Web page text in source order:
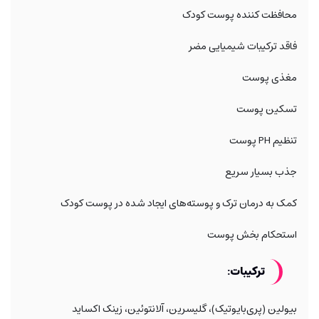
محافظت کننده پوست کودک
فاقد ترکیبات شیمیایی مضر
مغذی پوست
تسکین پوست
تنظیم PH پوست
جذب بسیار سریع
کمک به درمان ترک و پوسته‌های ایجاد شده در پوست کودک
استحکام بخش پوست
ترکیبات:
بیولین (پری‌بایوتیک)، گلیسرین، آلانتوئین، زینک اکساید